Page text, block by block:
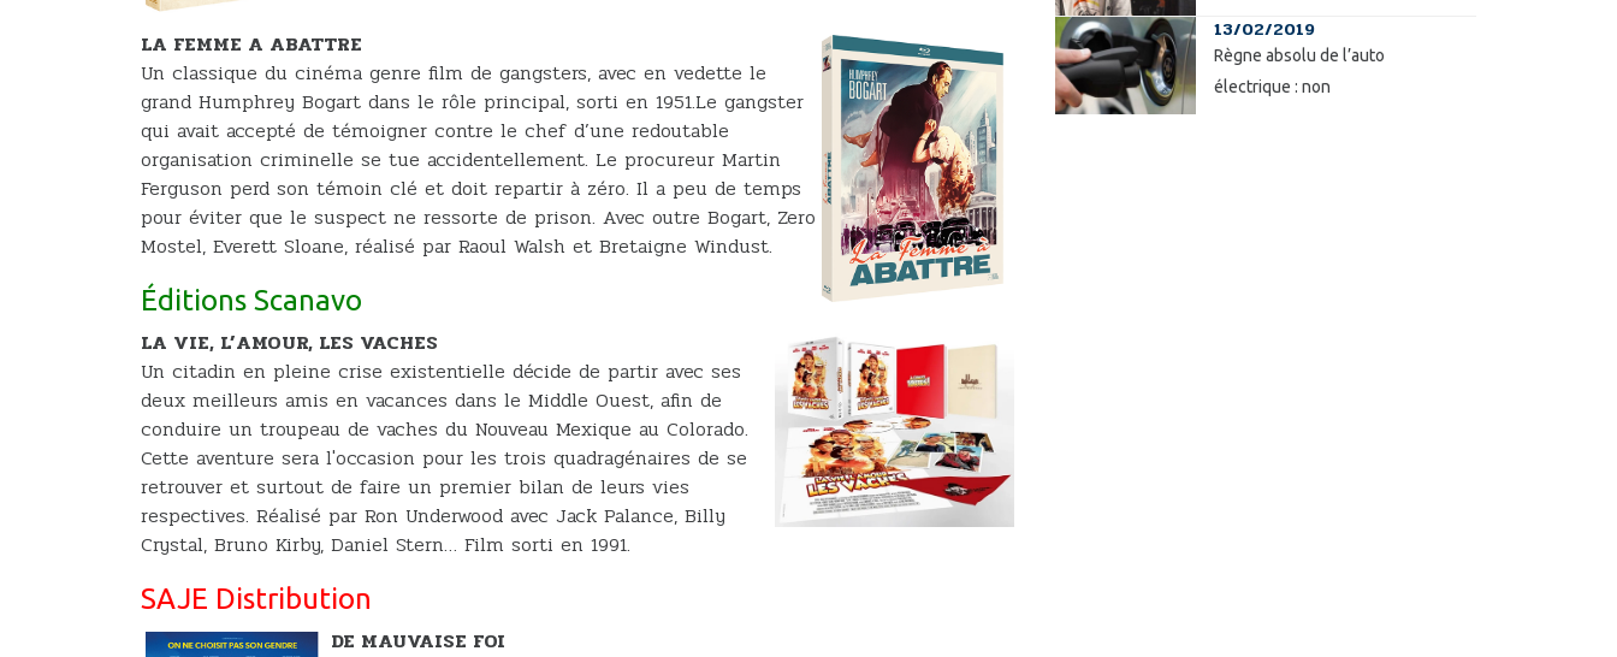
LA FEMME A ABATTRE
Un classique du cinéma genre film de gangsters, avec en vedette le
grand Humphrey Bogart dans le rôle principal, sorti en 1951.Le gangster
qui avait accepté de témoigner contre le chef d’une redoutable
organisation criminelle se tue accidentellement. Le procureur Martin
Ferguson perd son témoin clé et doit repartir à zéro. Il a peu de temps
pour éviter que le suspect ne ressorte de prison. Avec outre Bogart, Zero
Mostel, Everett Sloane, réalisé par Raoul Walsh et Bretaigne Windust.
Éditions Scanavo
LA VIE, L’AMOUR, LES VACHES
Un citadin en pleine crise existentielle décide de partir avec ses
deux meilleurs amis en vacances dans le Middle Ouest, afin de
conduire un troupeau de vaches du Nouveau Mexique au Colorado.
Cette aventure sera l'occasion pour les trois quadragénaires de se
retrouver et surtout de faire un premier bilan de leurs vies
respectives. Réalisé par Ron Underwood avec Jack Palance, Billy
Crystal, Bruno Kirby, Daniel Stern… Film sorti en 1991.
SAJE Distribution
DE MAUVAISE FOI
13/02/2019
Règne absolu de l’auto
électrique : non